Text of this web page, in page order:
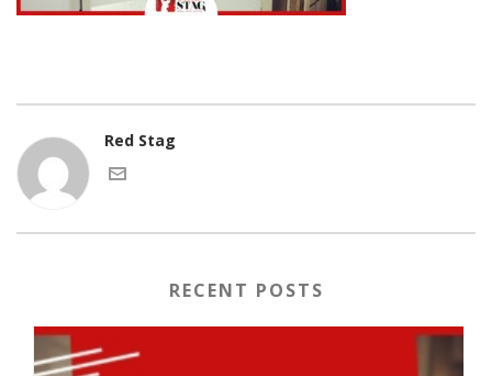
Red Stag
RECENT POSTS